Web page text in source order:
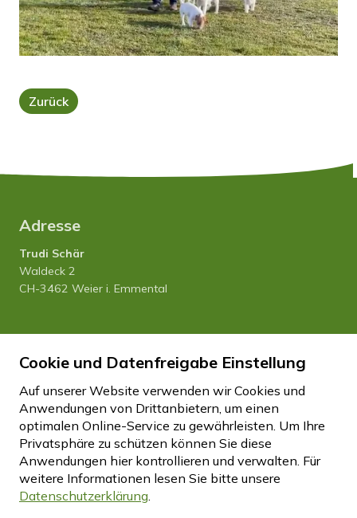
Zurück
Adresse
Trudi Schär
Waldeck 2
CH-3462 Weier i. Emmental
Natel 079 458 27 20
Impressum Datenschutz
Disclaimer
Cookie Einstellungen
Cookie und Datenfreigabe Einstellung
Auf unserer Website verwenden wir Cookies und
Anwendungen von Drittanbietern, um einen
optimalen Online-Service zu gewährleisten. Um Ihre
Privatsphäre zu schützen können Sie diese
Anwendungen hier kontrollieren und verwalten. Für
weitere Informationen lesen Sie bitte unsere
Datenschutzerklärung.